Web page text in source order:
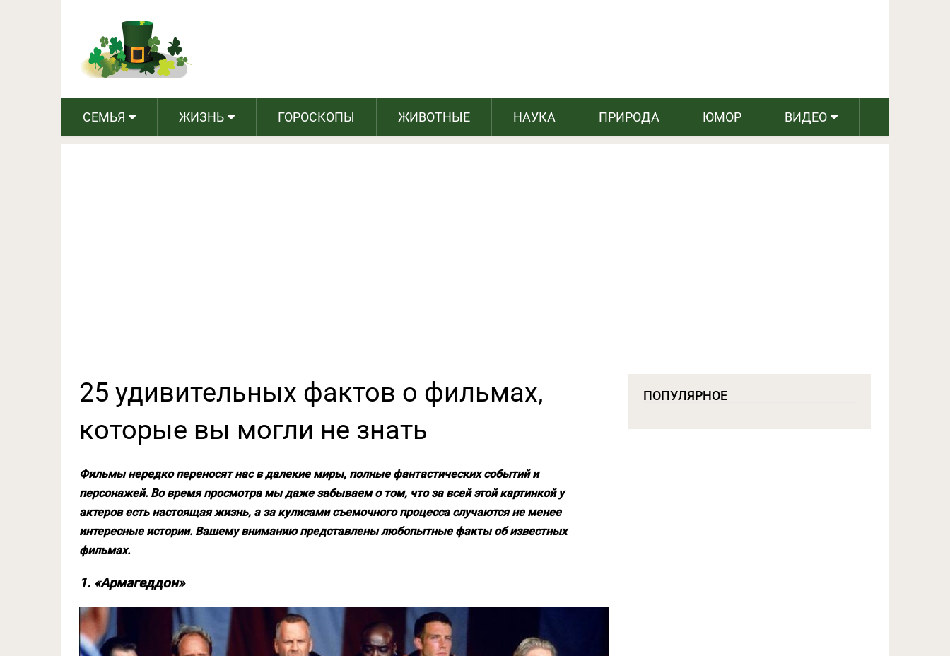
СЕМЬЯ ЖИЗНЬ ГОРОСКОПЫ ЖИВОТНЫЕ НАУКА ПРИРОДА ЮМОР ВИДЕО
25 удивительных фактов о фильмах, которые вы могли не знать
25 удивительных фактов о фильмах,
которые вы могли не знать
Фильмы нередко переносят нас в далекие миры, полные фантастических событий и
персонажей. Во время просмотра мы даже забываем о том, что за всей этой картинкой у
актеров есть настоящая жизнь, а за кулисами съемочного процесса случаются не менее
интересные истории. Вашему вниманию представлены любопытные факты об известных
фильмах.
1. «Армагеддон»
ПОПУЛЯРНОЕ